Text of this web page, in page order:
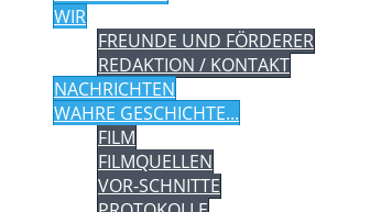
WIR
FREUNDE UND FÖRDERER
REDAKTION / KONTAKT
NACHRICHTEN
WAHRE GESCHICHTE...
FILM
FILMQUELLEN
VOR-SCHNITTE